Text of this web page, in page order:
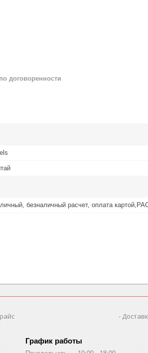
по договоренности
безналичный расчет, оплата
График работы